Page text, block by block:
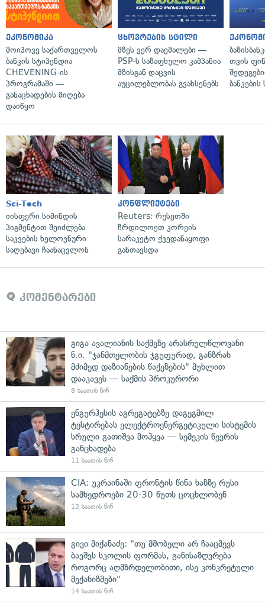
ეკონომიკა
მოიპოვე საქართველოს
ბანკის სტიპენდია
CHEVENING-ის
პროგრამაში —
განაცხადების მიღება
დაიწყო
ცხოვრების სტილი
მზეს ვერ დაემალები —
PSP-ს საზაფხულო კამპანია
მზისგან დაცვის
აუცილებლობას გვახსენებს
თვის
Sci-Tech
იისფერი სიმინდის
პიგმენტით შეიძლება
საკვების ხელოვნური
საღებავი ჩაანაცვლონ
კონფლიქტები
Reuters: რუსეთში
ჩრდილოეთ კორეის
სარაკეტო ქვედანაყოფი
განთავსდა
კომენტარები
გიგა ავალიანის საქმეზე არასრულწლოვანი
ნ.ი. "ჯანმთელობის ჯგუფურად, განზრახ
მძიმედ დაზიანების წაქეზების" მუხლით
დააკავეს — საქმის პროკურორი
8 საათის წინ
ენგურჰესის აგრეგატებზე დაგეგმილ
ტესტირებას ელექტროენერგეტიკული სისტემის
სრული გათიშვა მოჰყვა — სემეკის წევრის
განცხადება
11 საათის წინ
CIA: უკრაინაში ფრონტის წინა ხაზზე რუსი
სამხედროები 20-30 წუთს ცოცხლობენ
12 საათის წინ
გივი მიქანაძე: "თუ მშობელი არ ჩააცმევს
ბავშვს სკოლის ფორმას, განისაზღვრება
როგორც აღმზრდელობითი, ისე კონკრეტული
მექანიზმები"
14 საათის წინ